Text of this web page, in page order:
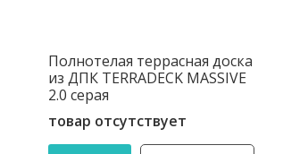
Полнотелая террасная доска
из ДПК TERRADECK MASSIVE
2.0 серая
товар отсутствует